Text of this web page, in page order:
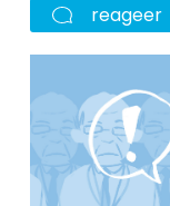
reageer